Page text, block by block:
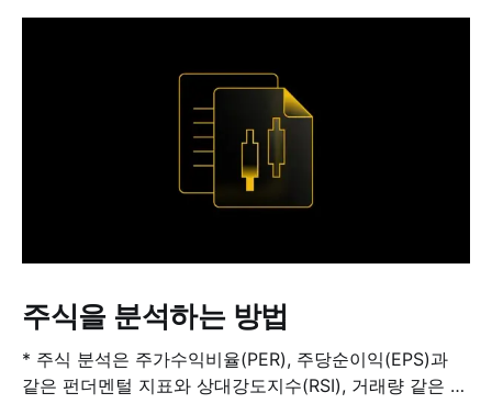
주식을 분석하는 방법
* 주식 분석은 주가수익비율(PER), 주당순이익(EPS)과
같은 펀더멘털 지표와 상대강도지수(RSI), 거래량 같은 기